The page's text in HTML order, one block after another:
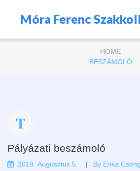
Móra Ferenc
HOME
BESZÁMOLÓ
Pályázati beszámoló
2019. Augusztus 5. By